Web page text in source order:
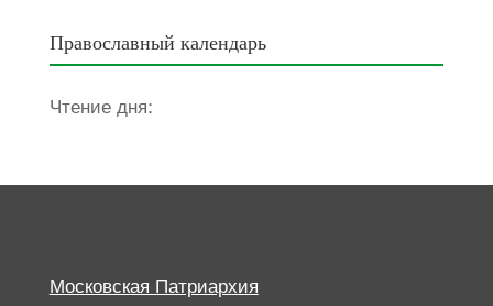
Православный календарь
Чтение дня:
Московская Патриархия